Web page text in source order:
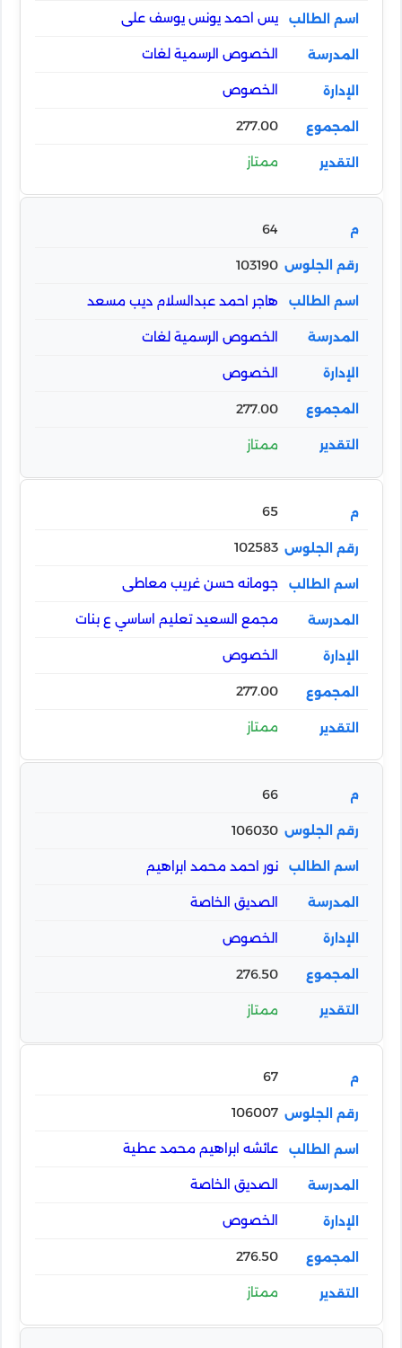
يس احمد يونس يوسف على
الخصوص الرسمية لغات
الخصوص
277.00
ممتاز
64
103190
هاجر احمد عبدالسلام ديب مسعد
الخصوص الرسمية لغات
الخصوص
277.00
ممتاز
65
102583
جومانه حسن غريب معاطى
مجمع السعيد تعليم اساسي ع بنات
الخصوص
277.00
ممتاز
66
106030
نور احمد محمد ابراهيم
الصديق الخاصة
الخصوص
276.50
ممتاز
67
106007
عائشه ابراهيم محمد عطية
الصديق الخاصة
الخصوص
276.50
ممتاز